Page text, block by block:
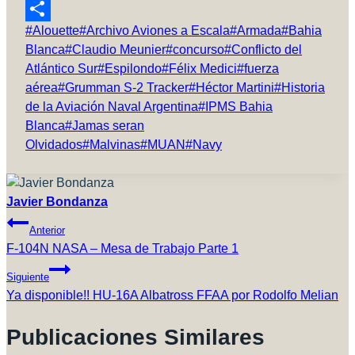
Reddit
Compartir
Etiquetas
de
la
entrada:
#Alouette#Archivo Aviones a Escala#Armada#Bahia
Blanca#Claudio Meunier#concurso#Conflicto del
Atlántico Sur#Espilondo#Félix Medici#fuerza
aérea#Grumman S-2 Tracker#Héctor Martini#Historia
de la Aviación Naval Argentina# IPMS Bahia
Blanca#Jamas seran
Olvidados#Malvinas#MUAN#Navy
Javier Bondanza
Navegación
De
Entradas
Anterior
F-104N NASA – Mesa de Trabajo Parte 1
Siguiente
Ya disponible!! HU-16A Albatross FFAA por Rodolfo Melian
Publicaciones Similares